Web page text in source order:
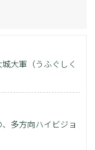
大軍（うふぐしく
多方向ハイビジョ